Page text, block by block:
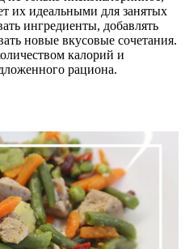
их идеальными для занятых
ингредиенты, добавлять
новые вкусовые сочетания.
калорий и
рациона.